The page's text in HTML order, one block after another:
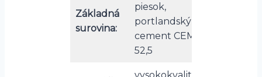
Základná
surovina:
piesok,
portlandský
cement CEM I
52,5